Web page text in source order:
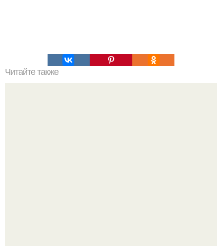
Читайте также